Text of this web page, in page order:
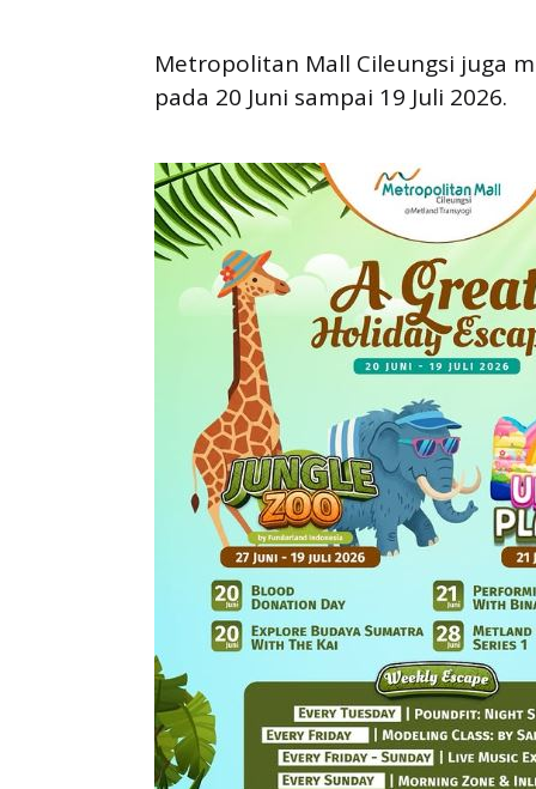
Metropolitan Mall Cileungsi juga
pada 20 Juni sampai 19 Juli 2026.